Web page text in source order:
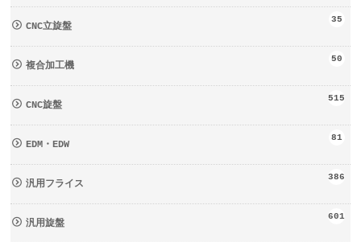
CNC立旋盤
35
複合加工機
50
CNC旋盤
515
EDM・EDW
81
汎用フライス
386
汎用旋盤
601